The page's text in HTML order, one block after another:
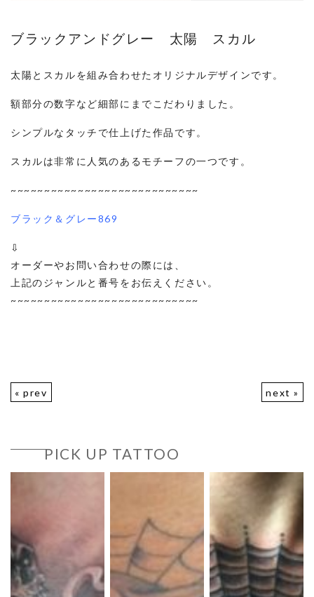
ブラックアンドグレー 太陽 スカル
太陽とスカルを組み合わせたオリジナルデザインです。
額部分の数字など細部にまでこだわりました。
シンプルなタッチで仕上げた作品です。
スカルは非常に人気のあるモチーフの一つです。
~~~~~~~~~~~~~~~~~~~~~~~~~~~~
ブラック＆グレー869
⇩
オーダーやお問い合わせの際には、
上記のジャンルと番号をお伝えください。
~~~~~~~~~~~~~~~~~~~~~~~~~~~~
« prev next »
PICK UP TATTOO